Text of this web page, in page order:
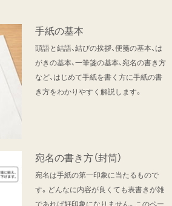
手紙の基本
頭語と結語、結びの挨拶、便箋の基本、は
がきの基本、一筆箋の基本、宛名の書き方
など、はじめて手紙を書く方に手紙の書
き方をわかりやすく解説します。
宛名の書き方（封筒）
宛名は手紙の第一印象に当たるもので
す。どんなに内容が良くても表書きが雑